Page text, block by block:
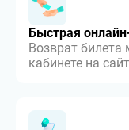
Быстрая
Возврат
кабинете на